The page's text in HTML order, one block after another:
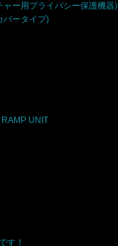
ャー用プライバシー保護機器)
バータイプ)
UNIT
す！